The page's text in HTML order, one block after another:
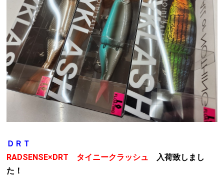
ＤＲＴ
RADSENSE×DRT タイニークラッシュ 入荷致しまし
た！